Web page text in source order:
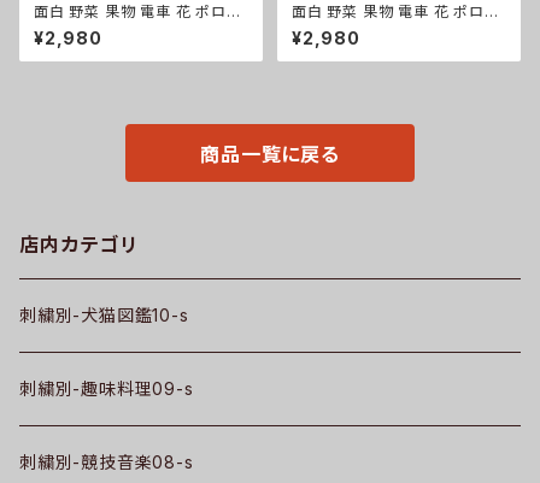
面白 野菜 果物 電車 花 ポロシ
ャツ リアル 刺繍 プレゼント 半
袖 レディース オリジナル 無地
ワンポイント ロゴ おしゃれ ゴル
¥2,980
面白 野菜 果物 電車 花 ポロシ
ャツ リアル 刺繍 プレゼント 半
袖 メンズ オリジナル 無地 ワン
ポイント ロゴ おしゃれ ゴルフ
¥2,980
商品一覧に戻る
店内カテゴリ
刺繍別-犬猫図鑑10-s
刺繍別-趣味料理09-s
刺繍別-競技音楽08-s